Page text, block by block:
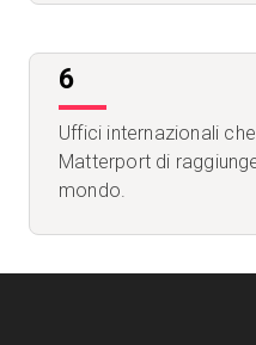
6
Uffici internazionali
Matterport di
mondo.